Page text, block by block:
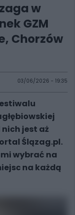
w
GZM
Chorzów
03/06/2026 - 19:35
nich jest aż
Ślązag.pl.
wybrać na
na każdą